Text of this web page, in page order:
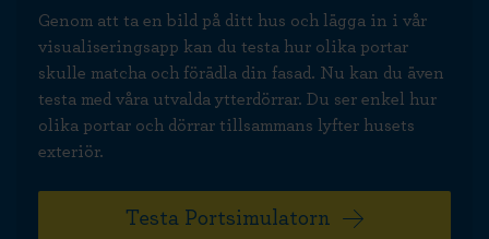
Genom att ta en bild på ditt hus och lägga in i vår
visualiseringsapp kan du testa hur olika portar
skulle matcha och förädla din fasad. Nu kan du även
testa med våra utvalda ytterdörrar. Du ser enkel hur
olika portar och dörrar tillsammans lyfter husets
exteriör.
Testa Portsimulatorn